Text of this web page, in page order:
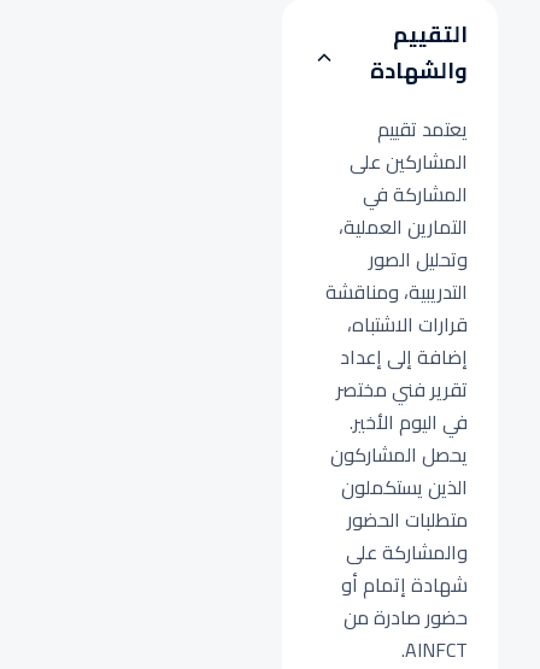
التقييم
والشهادة
يعتمد تقييم
المشاركين على
المشاركة في
التمارين العملية،
وتحليل الصور
التدريبية، ومناقشة
قرارات الاشتباه،
إضافة إلى إعداد
تقرير فني مختصر
في اليوم الأخير.
يحصل المشاركون
الذين يستكملون
متطلبات الحضور
والمشاركة على
شهادة إتمام أو
حضور صادرة من
AINFCT.